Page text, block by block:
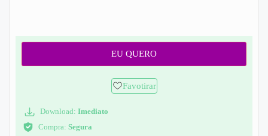
EU QUERO
Favotirar
Download: Imediato
Compra: Segura